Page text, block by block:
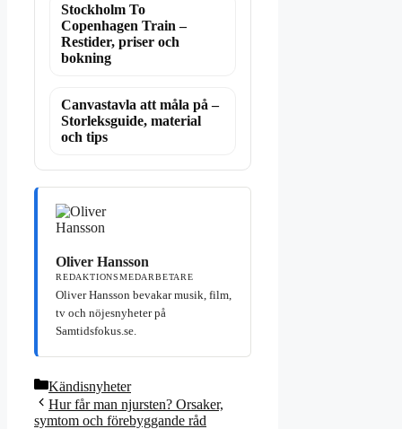
Stockholm To
Copenhagen Train –
Restider, priser och
bokning
Canvastavla att måla på –
Storleksguide, material
och tips
Oliver Hansson
REDAKTIONSMEDARBETARE
Oliver Hansson bevakar musik, film,
tv och nöjesnyheter på
Samtidsfokus.se.
Kategorier
Kändisnyheter
Hur får man njursten? Orsaker,
symtom och förebyggande råd